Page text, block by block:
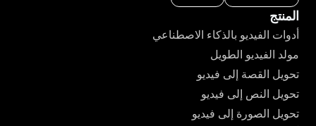
المنتج
أدوات الفيديو بالذكاء الاصطناعي
مولد الفيديو الطويل
تحويل القصة إلى فيديو
تحويل النص إلى فيديو
تحويل الصورة إلى فيديو